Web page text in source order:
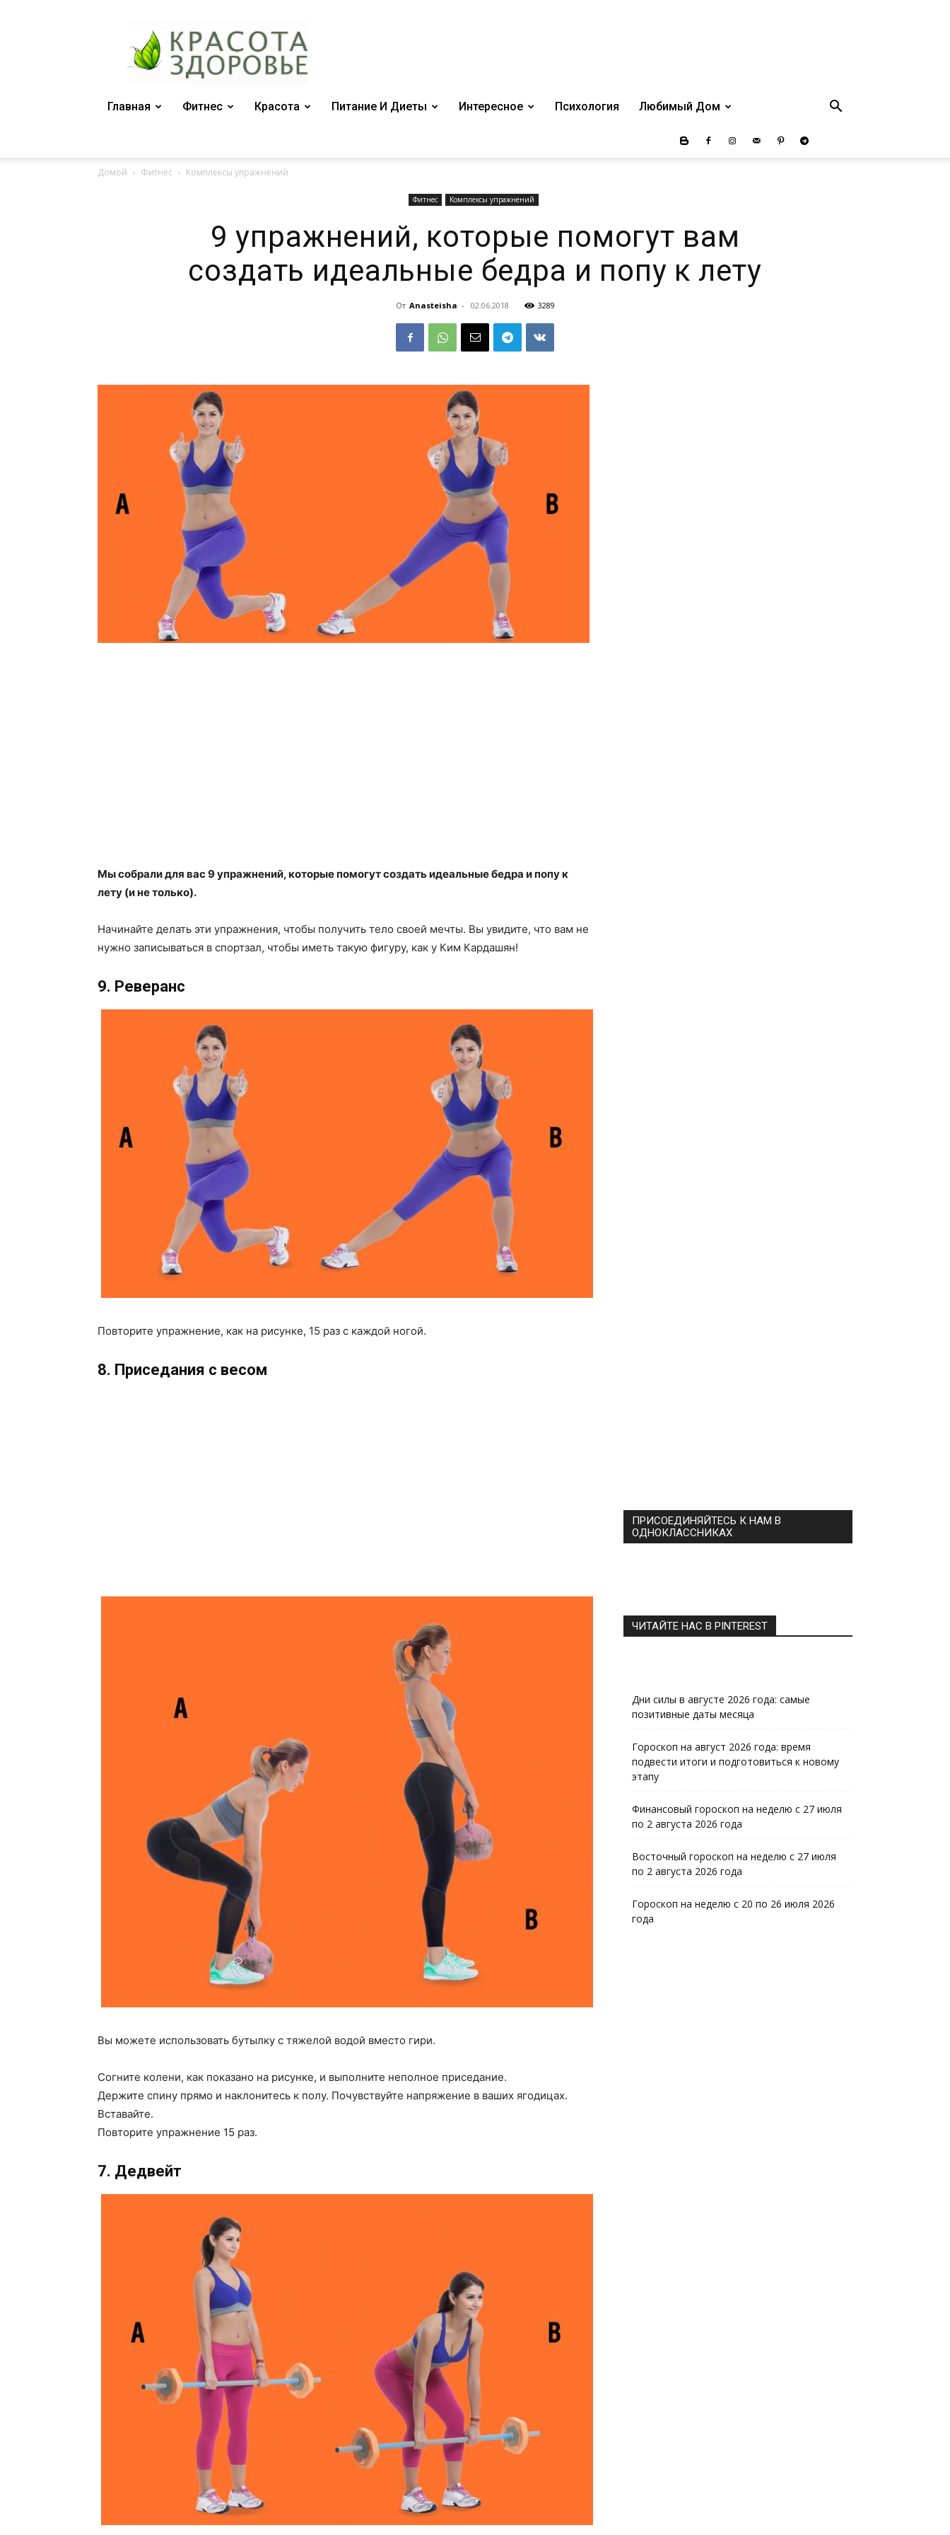
журнал
"Красота
и
Главная
Фитнес Красота Питание И Диеты Интересное Психология Любимый Дом
Домой Фитнес Комплексы упражнений
Фитнес Комплексы упражнений
9 упражнений, которые помогут вам
создать идеальные бедра и попу к лету
От Anasteisha - 02.06.2018 3289
Мы собрали для вас 9 упражнений, которые помогут создать идеальные бедра и попу к
лету (и не только).
Начинайте делать эти упражнения, чтобы получить тело своей мечты. Вы увидите, что вам не
нужно записываться в спортзал, чтобы иметь такую ​​фигуру, как у Ким Кардашян!
9. Реверанс
Повторите упражнение, как на рисунке, 15 раз с каждой ногой.
8. Приседания с весом
Вы можете использовать бутылку с тяжелой водой вместо гири.
Согните колени, как показано на рисунке, и выполните неполное приседание.
Держите спину прямо и наклонитесь к полу. Почувствуйте напряжение в ваших ягодицах.
Вставайте.
Повторите упражнение 15 раз.
7. Дедвейт
ПРИСОЕДИНЯЙТЕСЬ К НАМ В
ОДНОКЛАССНИКАХ
ЧИТАЙТЕ НАС В PINTEREST
Дни силы в августе 2026 года: самые
позитивные даты месяца
Гороскоп на август 2026 года: время
подвести итоги и подготовиться к новому
этапу
Финансовый гороскоп на неделю с 27 июля
по 2 августа 2026 года
Восточный гороскоп на неделю с 27 июля
по 2 августа 2026 года
Гороскоп на неделю с 20 по 26 июля 2026
года